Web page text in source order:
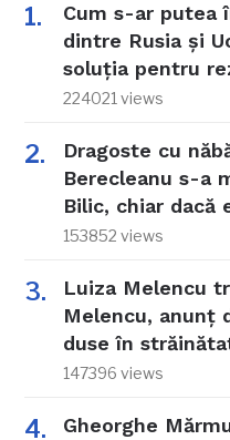
Cum s-ar putea
dintre Rusia și
soluția pentru
224021 views
Dragoste cu
Berecleanu s-a
Bilic, chiar dacă
153852 views
Luiza Melencu
Melencu, anunț
duse în
147396 views
Gheorghe